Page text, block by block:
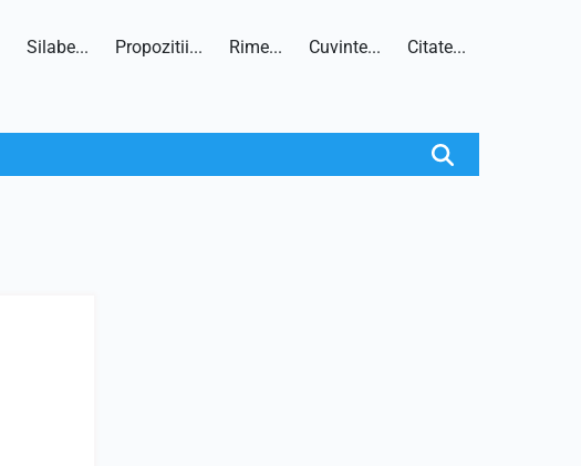
Silabe... Propozitii... Rime... Cuvinte... Citate...